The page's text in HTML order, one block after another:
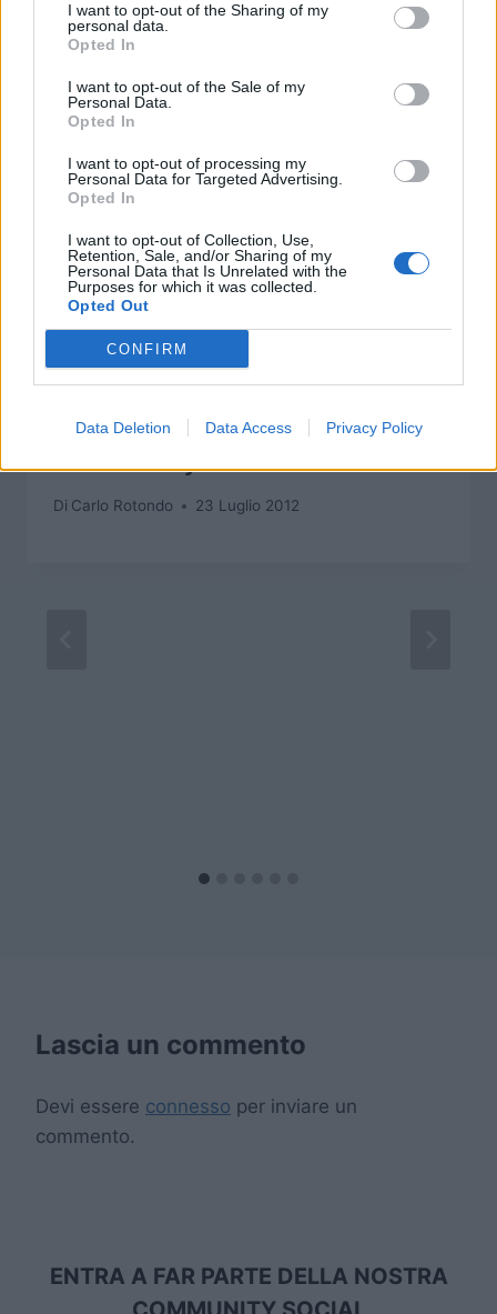
I want to opt-out of the Sharing of my
personal data.
Opted In
I want to opt-out of the Sale of my
Personal Data.
Opted In
I want to opt-out of processing my
Personal Data for Targeted Advertising.
Opted In
I want to opt-out of Collection, Use,
Retention, Sale, and/or Sharing of my
Personal Data that Is Unrelated with the
Purposes for which it was collected.
Opted Out
CONFIRM
Data Deletion Data Access Privacy Policy
*: Effettua solo una delle magie elencate
Navigazione
articoli
Final Fantasy IV –
Final Fantasy IV –
Articoli simili
Final Fantasy IV – Lista Armature
Di Carlo Rotondo 23 Luglio 2012
Lascia un commento
Devi essere connesso per inviare un
commento.
ENTRA A FAR PARTE DELLA NOSTRA